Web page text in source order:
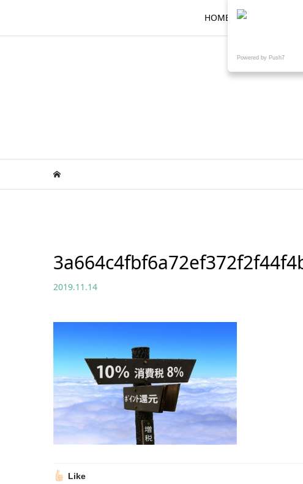
HOME ロジオっ
2019.11.14
Like
Powered by Push7